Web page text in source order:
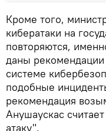
Кроме того,
кибератаки на
повторяются,
даны рекомендации
системе
подобные
рекомендация
Анушаускас
атаку".